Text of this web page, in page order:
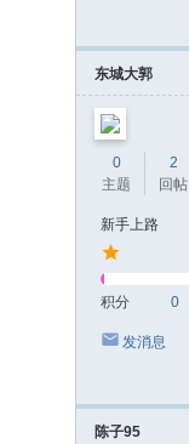
东城大郭
0
主题
2
回帖
新手上路
积分 0
发消息
陈子95